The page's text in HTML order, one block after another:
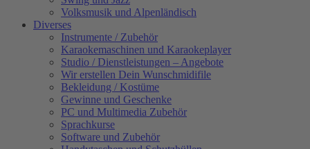
Volksmusik und Alpenländisch
Diverses
Instrumente / Zubehör
Karaokemaschinen und Karaokeplayer
Studio / Dienstleistungen – Angebote
Wir erstellen Dein Wunschmidifile
Bekleidung / Kostüme
Gewinne und Geschenke
PC und Multimedia Zubehör
Sprachkurse
Software und Zubehör